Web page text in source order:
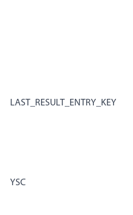
LAST_RESULT_ENTRY_KEY
YSC